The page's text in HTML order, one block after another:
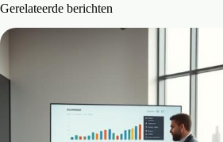
Gerelateerde berichten